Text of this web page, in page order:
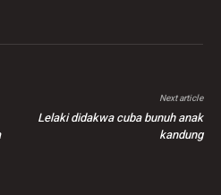
Next article
Lelaki didakwa cuba bunuh anak
kandung